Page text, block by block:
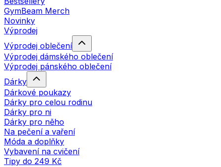
GymBeam Merch
Novinky
Výprodej
Výprodej oblečení
Výprodej dámského oblečení
Výprodej pánského oblečení
Dárky
Dárkové poukazy
Dárky pro celou rodinu
Dárky pro ni
Dárky pro něho
Na pečení a vaření
Móda a doplňky
Vybavení na cvičení
Tipy do 249 Kč